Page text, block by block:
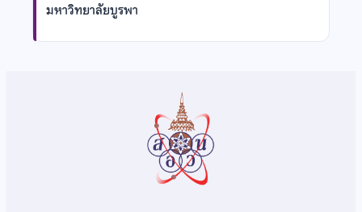
มหาวิทยาลัยบูรพา